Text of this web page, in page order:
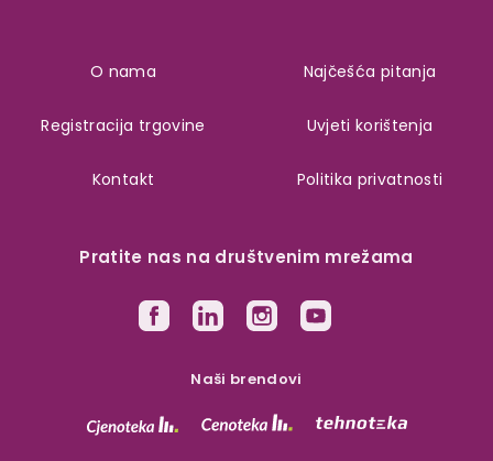
Pratite nas na društvenim mrežama
Naši brendovi
O nama
Registracija trgovine
Kontakt
Najčešća pitanja
Uvjeti korištenja
Politika privatnosti